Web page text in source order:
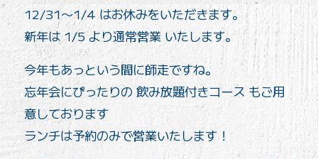
12/31〜1/4 はお休みをいただきます。
新年は 1/5 より通常営業 いたします。
今年もあっという間に師走ですね。
忘年会にぴったりの 飲み放題付きコース もご用
意しております
ランチは予約のみで営業いたします！